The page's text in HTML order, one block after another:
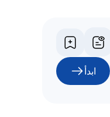
ابدأ